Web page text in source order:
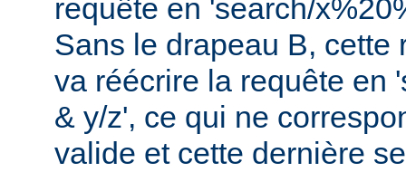
requête en 'search/
Sans le drapeau B, cette
va réécrire la requête en
& y/z', ce qui ne
valide et cette dernière